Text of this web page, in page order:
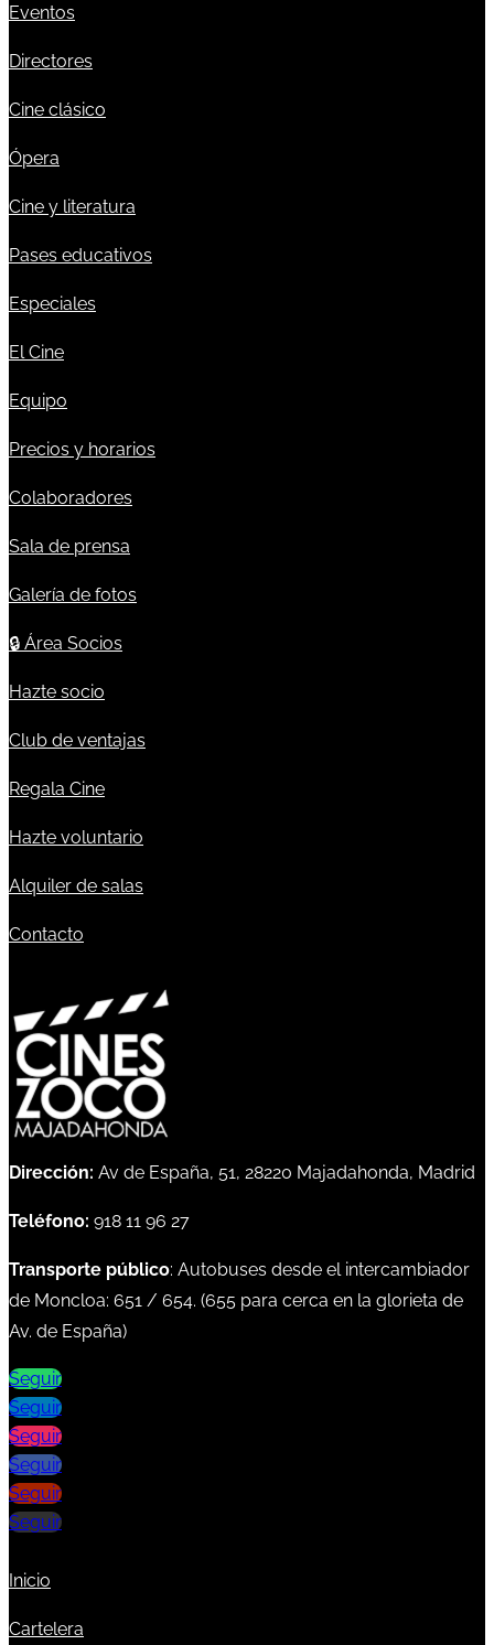
Eventos
Directores
Cine clásico
Ópera
Cine y literatura
Pases educativos
Especiales
El Cine
Equipo
Precios y horarios
Colaboradores
Sala de prensa
Galería de fotos
🔒 Área Socios
Hazte socio
Club de ventajas
Regala Cine
Hazte voluntario
Alquiler de salas
Contacto
Dirección: Av de España, 51, 28220 Majadahonda, Madrid
Teléfono: 918 11 96 27
Transporte público: Autobuses desde el intercambiador
de Moncloa: 651 / 654. (655 para cerca en la glorieta de
Av. de España)
Seguir
Seguir
Seguir
Seguir
Seguir
Seguir
Inicio
Cartelera